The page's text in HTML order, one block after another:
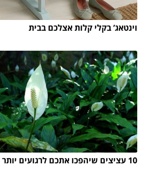
וינטאג’ בקלי קלות אצלכם בבית
10 עציצים שיהפכו אתכם לרגועים יותר